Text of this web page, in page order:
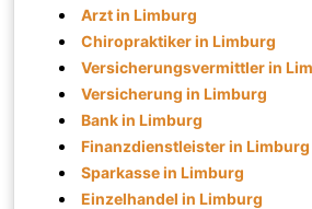
Arzt in Limburg
Chiropraktiker in Limburg
Versicherungsvermittler in
Versicherung in Limburg
Bank in Limburg
Finanzdienstleister in Limburg
Sparkasse in Limburg
Einzelhandel in Limburg